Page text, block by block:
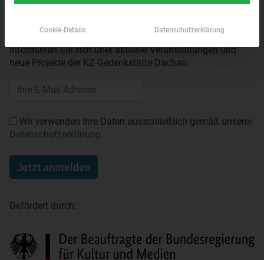
Newsletter
Informieren Sie sich über aktuelle Veranstaltungen und
neue Projekte der KZ-Gedenkstätte Dachau.
Wir verwenden Ihre Daten ausschließlich gemäß unserer
Datenschutzerklärung.
Jetzt anmelden
Gefördert durch:
Cookie-Details Datenschutzerklärung